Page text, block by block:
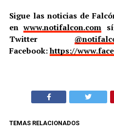
Sigue las noticias de
enwww.notifalcon.com
Twitter
Facebook:https://
TEMAS RELACIONADOS